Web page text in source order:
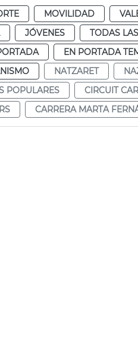
MOVILIDAD
JÓVENES
TODAS
EN PORTADA
NATZARET
POPULARES
CIRCUIT
CARRERA MARTA